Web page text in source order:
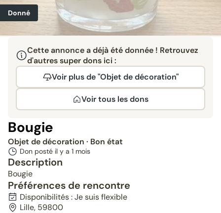
Donné
Cette annonce a déjà été donnée ! Retrouvez
d'autres super dons ici :
Voir plus de "Objet de décoration"
Voir tous les dons
Bougie
Objet de décoration · Bon état
Don posté il y a 1 mois
Description
Bougie
Préférences de rencontre
Disponibilités : Je suis flexible
Lille, 59800